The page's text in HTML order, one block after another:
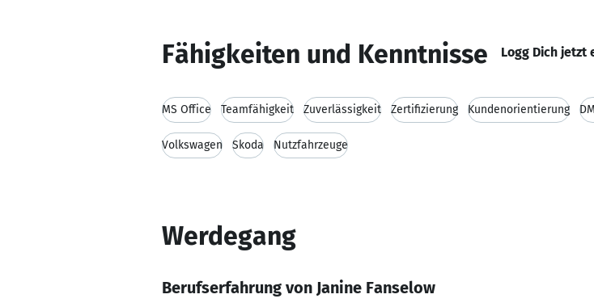
Fähigkeiten und Kenntnisse Logg Dich jetzt
MS Office Teamfähigkeit Zuverlässigkeit Zertifizierung Kundenorientierung
Volkswagen Skoda Nutzfahrzeuge
Werdegang
Berufserfahrung von Janine Fanselow